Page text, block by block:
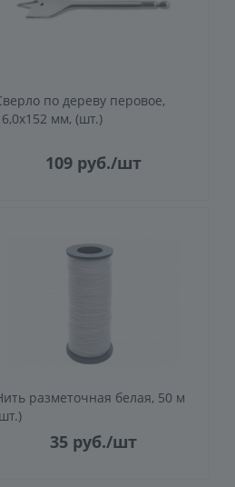
по дереву перовое,
мм, (шт.)
109руб./шт
разметочная белая, 50 м
35руб./шт